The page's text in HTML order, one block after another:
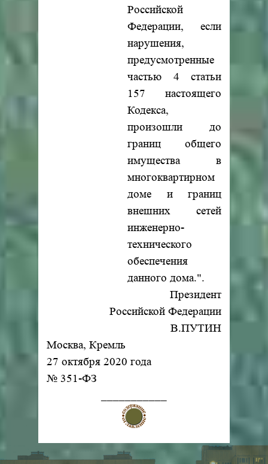
Российской
Федерации, если
нарушения,
предусмотренные
частью 4 статьи
157 настоящего
Кодекса,
произошли до
границ общего
имущества в
многоквартирном
доме и границ
внешних сетей
инженерно-
технического
обеспечения
данного дома.".
Президент
Российской Федерации
В.ПУТИН
Москва, Кремль
27 октября 2020 года
№ 351-ФЗ